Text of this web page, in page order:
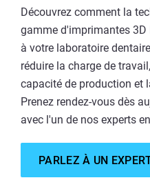
Découvrez comment la
gamme d'imprimantes 3D
à votre laboratoire
réduire la charge de
capacité de production et
Prenez rendez-vous dès
avec l'un de nos experts
PARLEZ À UN